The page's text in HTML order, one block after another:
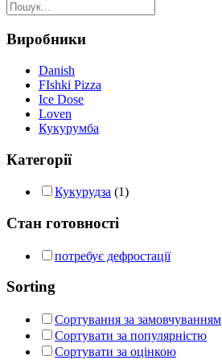
Виробники
Danish
FIshki Pizza
Ice Dose
Loven
Кукурумба
Категорії
Кукурудза (1)
Стан готовності
потребує дефростації
Sorting
Сортування за замовчуванням
Сортувати за популярністю
Сортувати за оцінкою